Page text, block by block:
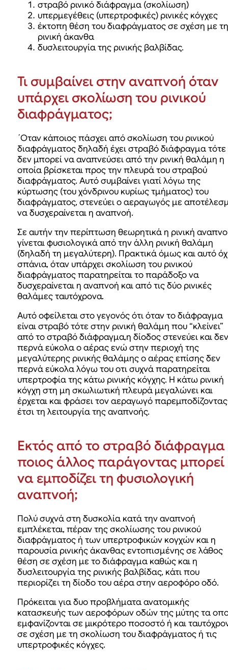
στραβό ρινικό διάφραγμα (σκολίωση)
υπερμεγέθεις (υπερτροφικές) ρινικές κόγχες
έκτοπη θέση του διαφράγματος σε σχέση με τη
ρινική άκανθα
δυσλειτουργία της ρινικής βαλβίδας.
Τι συμβαίνει στην αναπνοή όταν
υπάρχει σκoλίωση του ρινικού
διαφράγματος;
΄Οταν κάποιος πάσχει από σκολίωση του ρινικού
διαφράγματος δηλαδή έχει στραβό διάφραγμα τότε
δεν μπορεί να αναπνεύσει από την ρινική θαλάμη η
οποία βρίσκεται προς την πλευρά του στραβού
διαφράγματος. Αυτό συμβαίνει γιατί λόγω της
κύρτωσης (του χόνδρινου κυρίως τμήματος) του
διαφράγματος, στενεύει ο αεραγωγός με
να δυσχεραίνεται η αναπνοή.
Σε αυτήν την περίπτωση θεωρητικά η ρινική
γίνεται φυσιολογικά από την άλλη ρινική θαλάμη
(δηλαδή τη μεγαλύτερη). Πρακτικά όμως και αυτό
σπάνια, όταν υπάρχει σκολίωση του ρινικού
διαφράγματος παρατηρείται το παράδοξο να
δυσχεραίνεται η αναπνοή και από τις δύο ρινικές
θαλάμες ταυτόχρονα.
Αυτό οφείλεται στο γεγονός ότι όταν το διάφραγμα
είναι στραβό τότε στην ρινική θαλάμη που “κλείνει”
από το στραβό διάφραγμα,η δίοδος στενεύει και δεν
περνά εύκολα ο αέρας ενώ στην περιοχή της
μεγαλύτερης ρινικής θαλάμης ο αέρας επίσης δεν
περνά εύκολα λόγω του οτι συχνά παρατηρείται
υπερτροφία της κάτω ρινικής κόγχης. Η κάτω ρινική
κόγχη στη μη σκωλιωτική πλευρά μεγαλώνει και
έρχεται και φράσει τον αεραγωγό παρεμποδίζοντας
έτσι τη λειτουργία της αναπνοής.
Εκτός από το στραβό διάφραγμα
ποιος άλλος παράγοντας μπορεί
να εμποδίζει τη φυσιολογική
αναπνοή;
Πολύ συχνά στη δυσκολία κατά την αναπνοή
εμπλέκεται, πέραν της σκολίωσης του ρινικού
διαφράγματος ή των υπερτροφικών κογχών και η
παρουσία ρινικής άκανθας εντοπισμένης σε λάθος
θέση σε σχέση με το διάφραγμα καθώς και η
δυσλειτουργία της ρινικής βαλβίδας, κάτι που
περιορίζει τη δίοδο του αέρα στην αεροφόρο οδό.
Πρόκειται για δυο προβλήματα ανατομικής
κατασκευής των αεροφόρων οδών της μύτης τα
εμφανίζονται σε μικρότερο ποσοστό ή και
σε σχέση με τη σκολίωση του διαφράγματος ή τις
υπερτροφικές κόγχες.